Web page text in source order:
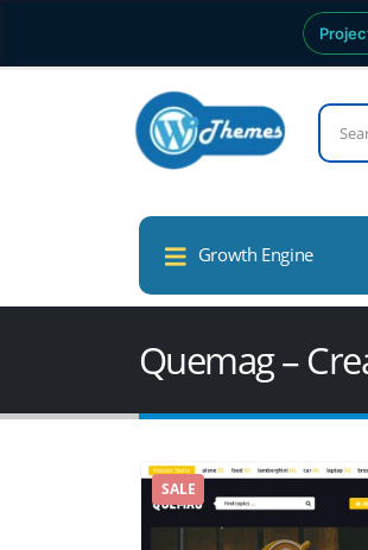
Growth Engine
Quemag –
SALE